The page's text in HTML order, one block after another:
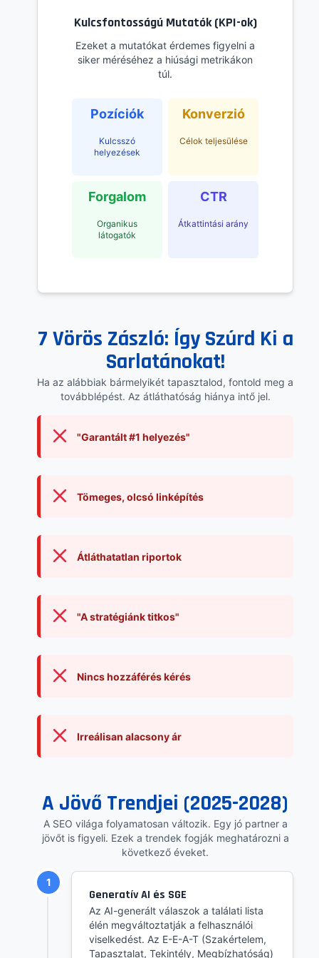
Kulcsfontosságú Mutatók (KPI-ok)
Ezeket a mutatókat érdemes figyelni a
siker méréséhez a hiúsági metrikákon
túl.
Pozíciók
Kulcsszó
helyezések
Konverzió
Célok teljesülése
Forgalom
Organikus
látogatók
CTR
Átkattintási arány
7 Vörös Zászló: Így Szúrd Ki a
Sarlatánokat!
Ha az alábbiak bármelyikét tapasztalod, fontold meg a
továbblépést. Az átláthatóság hiánya intő jel.
"Garantált #1 helyezés"
Tömeges, olcsó linképítés
Átláthatatlan riportok
"A stratégiánk titkos"
Nincs hozzáférés kérés
Irreálisan alacsony ár
A Jövő Trendjei (2025-2028)
A SEO világa folyamatosan változik. Egy jó partner a
jövőt is figyeli. Ezek a trendek fogják meghatározni a
következő éveket.
1
Generatív AI és SGE
Az AI-generált válaszok a találati lista
élén megváltoztatják a felhasználói
viselkedést. Az E-E-A-T (Szakértelem,
Tapasztalat, Tekintély, Megbízhatóság)